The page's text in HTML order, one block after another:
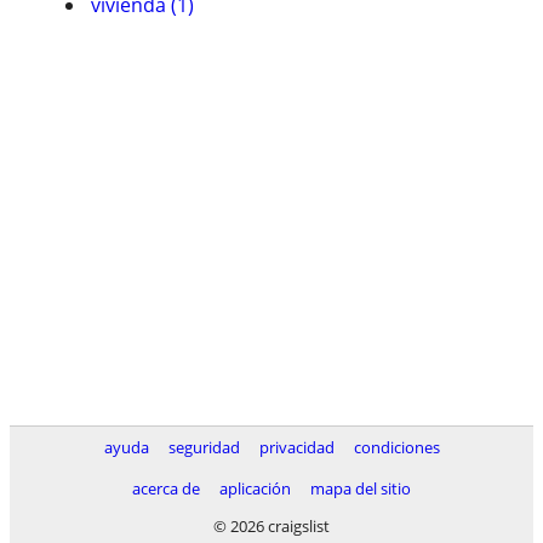
ayuda seguridad privacidad
condiciones
acerca de
aplicación
mapa del sitio
© 2026 craigslist